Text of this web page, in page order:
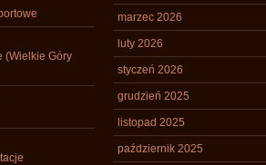
(Wielkie Góry
marzec 2026
luty 2026
styczeń 2026
grudzień 2025
listopad 2025
październik 2025